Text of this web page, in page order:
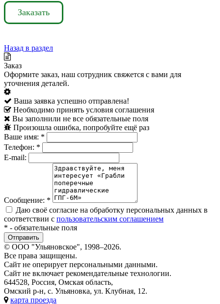
Заказать
Назад в раздел
Заказ
Оформите заказ, наш сотрудник свяжется с вами для
уточнения деталей.
Ваша заявка успешно отправлена!
Необходимо принять условия соглашения
Вы заполнили не все обязательные поля
Произошла ошибка, попробуйте ещё раз
Ваше имя: *
Телефон: *
E-mail:
Сообщение: *
Даю своё согласие на обработку персональных данных в
соответствии с пользовательским соглашением
* - обязательные поля
© ООО "Ульяновское", 1998–2026.
Все права защищены.
Сайт не оперирует персональными данными.
Сайт не включает рекомендательные технологии.
644528, Россия, Омская область,
Омский р-н, с. Ульяновка, ул. Клубная, 12.
карта проезда